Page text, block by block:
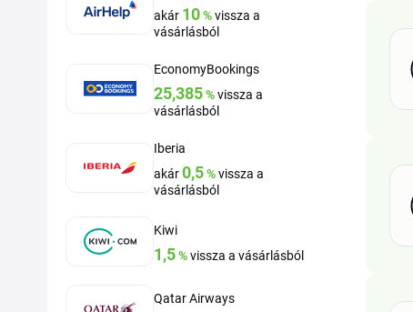
akár 10%vissza a
vásárlásból
EconomyBookings
25,385%vissza a
vásárlásból
Iberia
akár0,5%vissza a
vásárlásból
Kiwi
1,5%vissza a vásárlásból
Qatar Airways